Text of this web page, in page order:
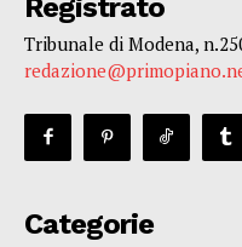
Registrato
Tribunale di Modena,
Categorie